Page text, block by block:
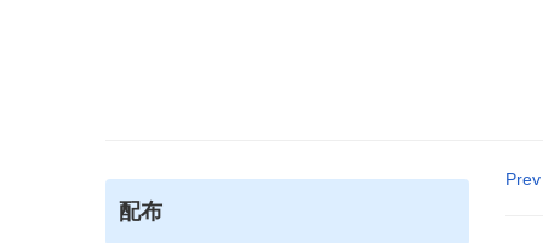
配布
Prev